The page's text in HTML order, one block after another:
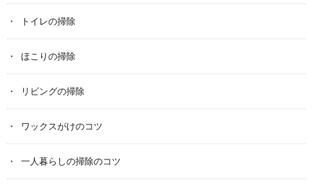
トイレの掃除
ほこりの掃除
リビングの掃除
ワックスがけのコツ
一人暮らしの掃除のコツ